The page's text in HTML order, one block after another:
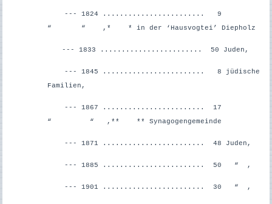
--- 1824 ........................ 9
“ “ ,*
* in der ‘Hausvogtei’ Diepholz
--- 1833 ........................ 50 Juden,
--- 1845 ........................ 8 jüdische
Familien,
--- 1867 ........................ 17
“ “ ,**
** Synagogengemeinde
--- 1871 ........................ 48 Juden,
--- 1885 ........................ 50 “ ,
--- 1901 ........................ 30 “ ,